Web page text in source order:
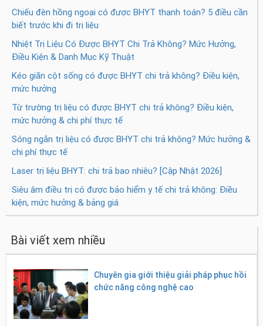
Chiếu đèn hồng ngoại có được BHYT thanh toán? 5 điều cần
biết trước khi đi trị liệu
Nhiệt Trị Liệu Có Được BHYT Chi Trả Không? Mức Hưởng,
Điều Kiện & Danh Mục Kỹ Thuật
Kéo giãn cột sống có được BHYT chi trả không? Điều kiện,
mức hưởng
Từ trường trị liệu có được BHYT chi trả không? Điều kiện,
mức hưởng & chi phí thực tế
Sóng ngắn trị liệu có được BHYT chi trả không? Mức hưởng &
chi phí thực tế
Laser trị liệu BHYT: chi trả bao nhiêu? [Cập Nhật 2026]
Siêu âm điều trị có được bảo hiểm y tế chi trả không: Điều
kiện, mức hưởng & bảng giá
Bài viết xem nhiều
Chuyên gia giới thiệu giải pháp phục hồi
chức năng công nghệ cao